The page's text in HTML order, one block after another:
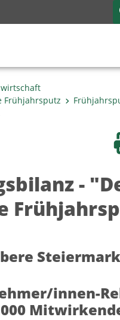
Frühjahrsputz
-
innen-